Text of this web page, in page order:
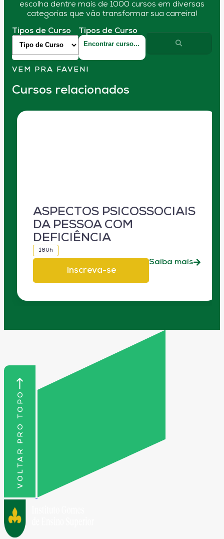
escolha dentre mais de 1000 cursos em diversas
categorias que vão transformar sua carreira!
Tipos de Curso Tipos de Curso
VEM PRA FAVENI
Cursos relacionados
ASPECTOS PSICOSSOCIAIS
DA PESSOA COM
DEFICIÊNCIA
180h
Inscreva-se
Saiba mais
VOLTAR PRO TOPO